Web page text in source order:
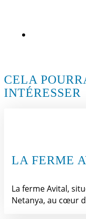
CELA
INTÉRESSER
LA FERME
La ferme Avital,
Netanya, au cœur